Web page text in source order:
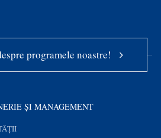
programele noastre!
ȘI MANAGEMENT